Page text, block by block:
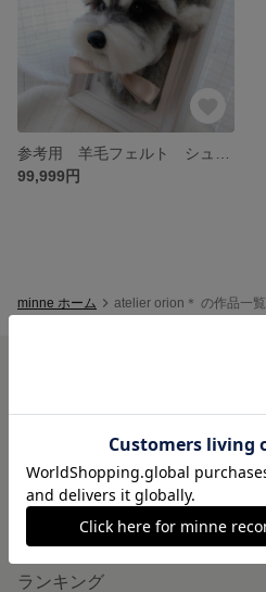
99,999円
minne ホーム atelier orion＊ の作品一覧
minneで買いたい
作品をさがす
ショップをさがす
ランキング